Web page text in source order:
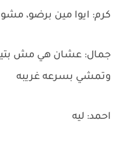
كرم: ايوا مين برضو،
جمال: عشان هي مش
وتمشي بسرعه غريبه
احمد: ليه